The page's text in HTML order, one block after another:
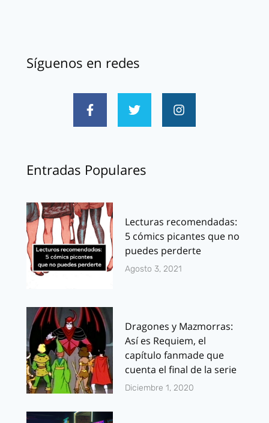
Síguenos en redes
Entradas Populares
Lecturas recomendadas:
5 cómics picantes que no
puedes perderte
Agosto 3, 2021
Dragones y Mazmorras:
Así es Requiem, el
capítulo fanmade que
cuenta el final de la serie
Diciembre 1, 2020